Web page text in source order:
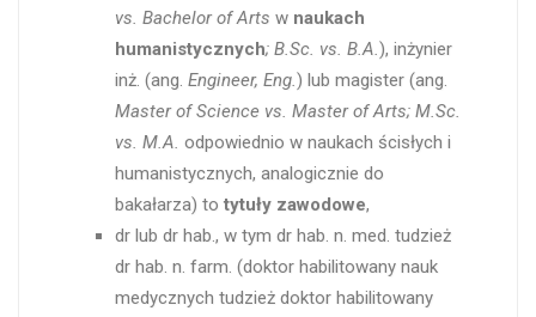
vs. Bachelor of Arts w naukach
humanistycznych; B.Sc. vs. B.A.), inżynier
inż. (ang. Engineer, Eng.) lub magister (ang.
Master of Science vs. Master of Arts; M.Sc.
vs. M.A. odpowiednio w naukach ścisłych i
humanistycznych, analogicznie do
bakałarza) to tytuły zawodowe,
dr lub dr hab., w tym dr hab. n. med. tudzież
dr hab. n. farm. (doktor habilitowany nauk
medycznych tudzież doktor habilitowany